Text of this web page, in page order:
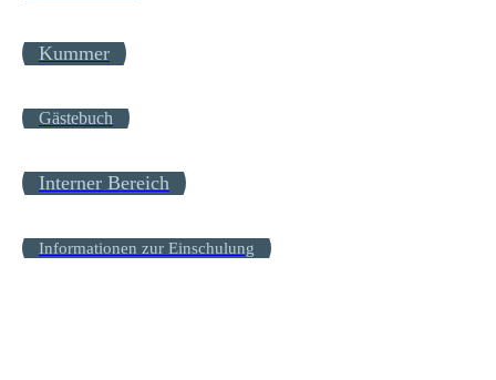
Kummer
Gästebuch
Interner Bereich
Informationen zur Einschulung